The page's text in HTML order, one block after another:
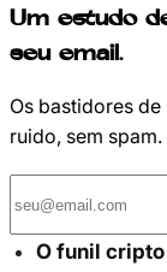
Um estudo
seu email.
Os bastidores
ruido, sem spam.
O funil cripto